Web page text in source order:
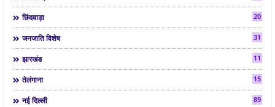
छिंदवाड़ा 20
जनजाति विशेष 31
झारखंड 11
तेलंगाना 15
नई दिल्ली 89